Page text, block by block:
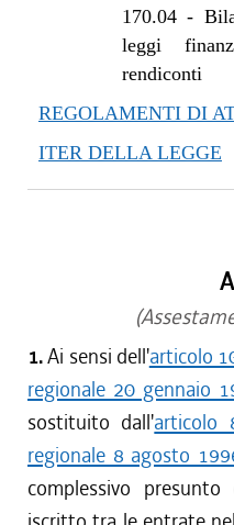
170.04-
leggi
rendiconti
REGOLAMENTI DI
ITER DELLA LEGGE
1.Ai sensi dell'articolo
regionale 20 gennaio
sostituito dall'articolo
regionale 8 agosto
complessivo